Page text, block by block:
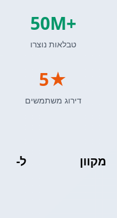
ל- מקוון
50M+
טבלאות נוצרו
5★
דירוג משתמשים